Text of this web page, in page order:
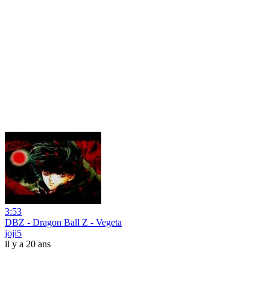
3:53
DBZ - Dragon Ball Z - Vegeta
joji5
il y a 20 ans